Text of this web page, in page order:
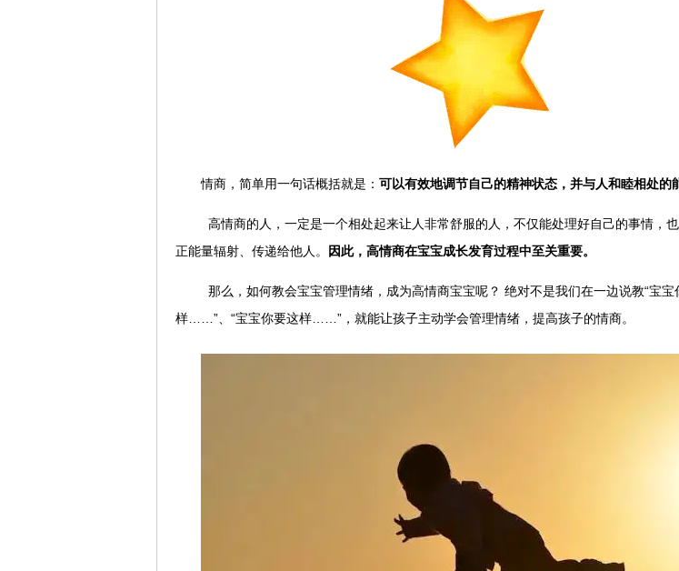
情商，简单用一句话概括就是： 可以有效地调节自己的精神状态，并与人和睦相处的
高情商的人，一定是一个相处起来让人非常舒服的人，不仅能处理好自己的事情，
正能量辐射、传递给他人。
因此，高情商在宝宝成长发育过程中至关重要。
那么，如何教会宝宝管理情绪，成为高情商宝宝呢？ 绝对不是我们在一边说教“宝宝
样……”、“宝宝你要这样……”，就能让孩子主动学会管理情绪，提高孩子的情商。